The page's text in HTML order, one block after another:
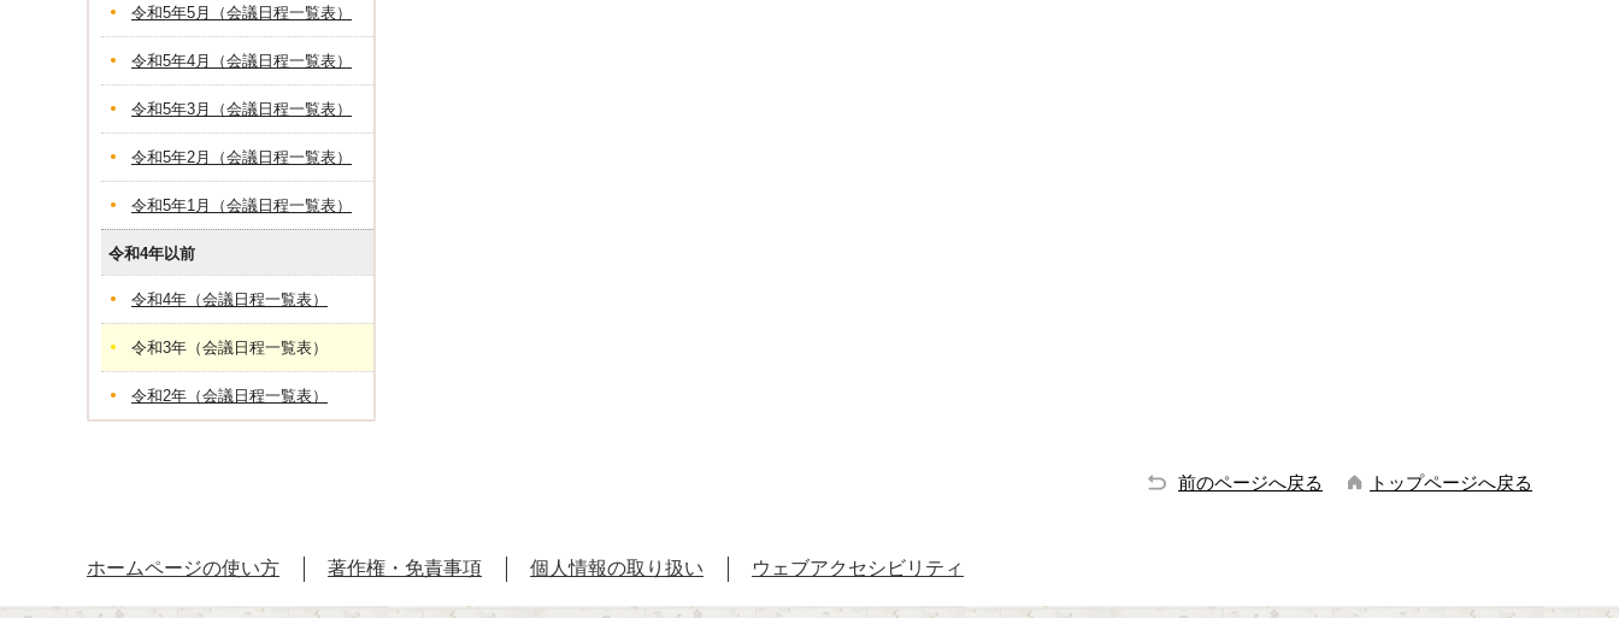
令和5年5月（会議日程一覧表）
令和5年4月（会議日程一覧表）
令和5年3月（会議日程一覧表）
令和5年2月（会議日程一覧表）
令和5年1月（会議日程一覧表）
令和4年以前
令和4年（会議日程一覧表）
令和3年（会議日程一覧表）
令和2年（会議日程一覧表）
前のページへ戻る トップページへ戻る
ホームページの使い方 著作権・免責事項 個人情報の取り扱い ウェブアクセシビリティ